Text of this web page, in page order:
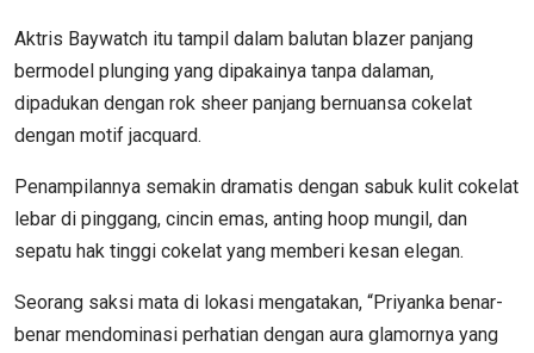
Aktris Baywatch itu tampil dalam balutan blazer panjang
bermodel plunging yang dipakainya tanpa dalaman,
dipadukan dengan rok sheer panjang bernuansa cokelat
dengan motif jacquard.
Penampilannya semakin dramatis dengan sabuk kulit cokelat
lebar di pinggang, cincin emas, anting hoop mungil, dan
sepatu hak tinggi cokelat yang memberi kesan elegan.
Seorang saksi mata di lokasi mengatakan, “Priyanka benar-
benar mendominasi perhatian dengan aura glamornya yang